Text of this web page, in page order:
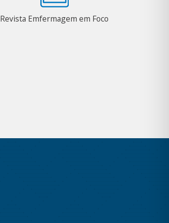
Revista Emfermagem em Foco